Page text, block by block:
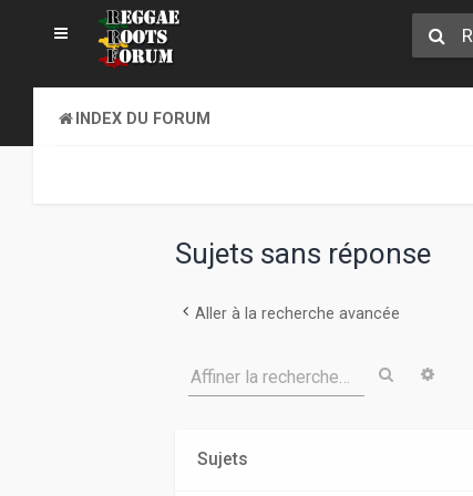
INDEX DU FORUM
Sujets sans réponse
Aller à la recherche avancée
Affiner la recherche… Rechercher
Sujets